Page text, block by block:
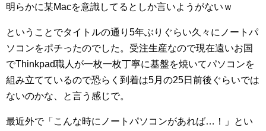
明らかに某Macを意識してるとしか言いようがないｗ
ということでタイトルの通り5年ぶりぐらい久々にノートパ
ソコンをポチったのでした。受注生産なので現在遠いお国
でThinkpad職人が一枚一枚丁寧に基盤を焼いてパソコンを
組み立てているので恐らく到着は5月の25日前後ぐらいでは
ないのかな、と言う感じで。
最近外で「こんな時にノートパソコンがあれば…！」とい